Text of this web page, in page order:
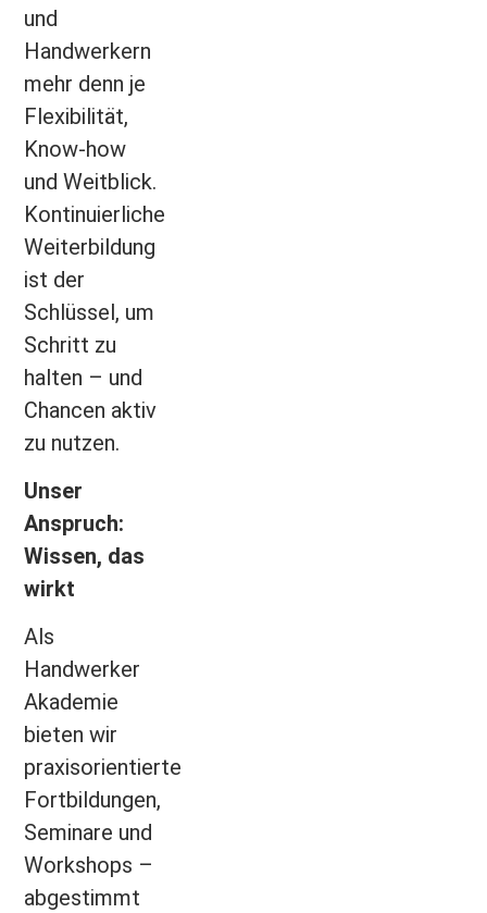
und
Handwerkern
mehr denn je
Flexibilität,
Know-how
und Weitblick.
Kontinuierliche
Weiterbildung
ist der
Schlüssel, um
Schritt zu
halten – und
Chancen aktiv
zu nutzen.
Unser
Anspruch:
Wissen, das
wirkt
Als
Handwerker
Akademie
bieten wir
praxisorientierte
Fortbildungen,
Seminare und
Workshops –
abgestimmt